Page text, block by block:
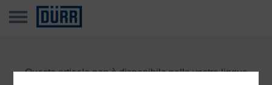
Questo articolo non è disponibile nella vostra lingua